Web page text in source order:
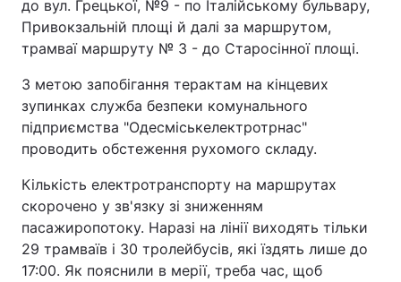
до вул. Грецької, №9 - по Італійському бульвару,
Привокзальній площі й далі за маршрутом,
трамваї маршруту № 3 - до Старосінної площі.
З метою запобігання терактам на кінцевих
зупинках служба безпеки комунального
підприємства "Одесміськелектротрнас"
проводить обстеження рухомого складу.
Кількість електротранспорту на маршрутах
скорочено у зв'язку зі зниженням
пасажиропотоку. Наразі на лінії виходять тільки
29 трамваїв і 30 тролейбусів, які їздять лише до
17:00. Як пояснили в мерії, треба час, щоб